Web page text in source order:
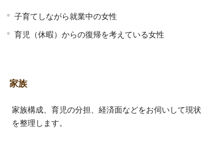
子育てしながら就業中の女性
育児（休暇）からの復帰を考えている女性
家族
家族構成、育児の分担、経済面などをお伺いして現状
を整理します。